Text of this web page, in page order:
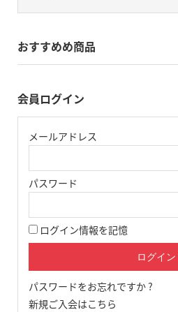
おすすめめ商品
会員ログイン
メールアドレス
パスワード
ログイン情報を記憶
パスワードをお忘れですか ?
新規ご入会はこちら